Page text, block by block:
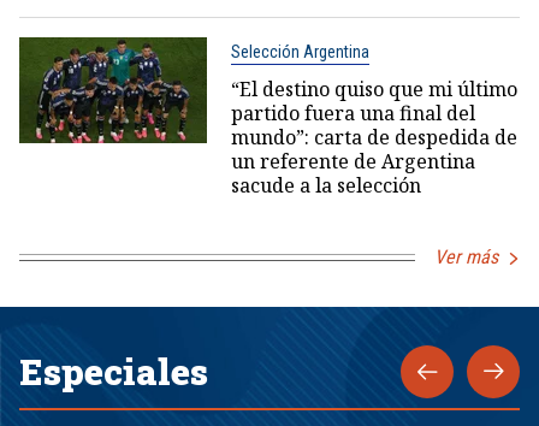
Selección Argentina
“El destino quiso que mi último
partido fuera una final del
mundo”: carta de despedida de
un referente de Argentina
sacude a la selección
Ver más
Especiales